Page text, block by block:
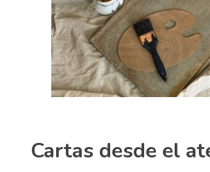
Cartas desde el